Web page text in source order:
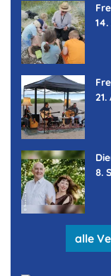
14.
21.
8.
alle